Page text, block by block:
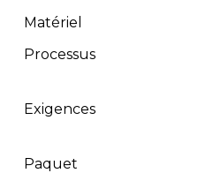
Matériel
Processus
Exigences
Paquet